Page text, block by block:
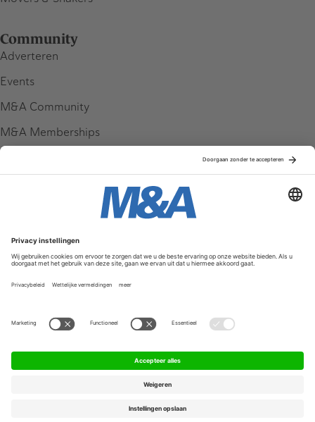
Community
Adverteren
Events
M&A Community
M&A Memberships
Service & Contact
Contact
FAQ
Werken bij ons
Algemene Voorwaarden